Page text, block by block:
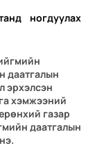
ногдуулах
даатгалын
эрхэлсэн
хэмжээний
газар
даатгалын